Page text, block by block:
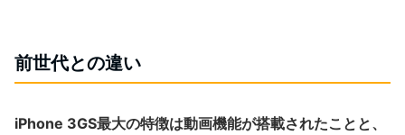
前世代との違い
iPhone 3GS最大の特徴は動画機能が搭載されたことと、